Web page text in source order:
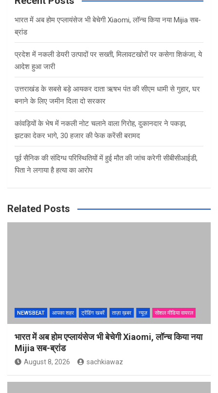
भारत में अब होम एप्लायंसेज भी बेचेगी Xiaomi, लॉन्च किया नया Mijia सब-
ब्रांड
प्रदेश में नकली डेयरी उत्पादों पर सख्ती, मिलावटखोरों पर कसेगा शिकंजा, ये
आदेश हुआ जारी
उत्तराखंड के सबसे बड़े आयकर दाता ऋषभ पंत की सीएम धामी से गुहार, घर
बनाने के लिए जमीन दिला दो सरकार
कांवड़ियों के भेष में नकली नोट चलाने वाला गिरोह, दुकानदार ने पकड़ा,
झटका देकर भागे, 30 हजार की फेक करेंसी बरामद
पूर्व सैनिक की संदिग्ध परिस्थितियों में हुई मौत की जांच करेगी सीबीसीआईडी,
पिता ने लगाया है हत्या का आरोप
Related Posts
NEWSBEAT आपका शहर ट्रेंडिंग खबरें ताज़ा ख़बर न्यूज़ सोशल मीडिया वायरल
भारत में अब होम एप्लायंसेज भी बेचेगी Xiaomi, लॉन्च किया नया
Mijia सब-ब्रांड
August 8, 2026 sachkiawaz